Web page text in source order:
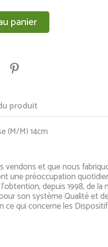
panier
produit
(M/M) 14cm
vendons et que nous
une préoccupation
depuis 1998, de la
son système Qualité et
ce qui concerne les